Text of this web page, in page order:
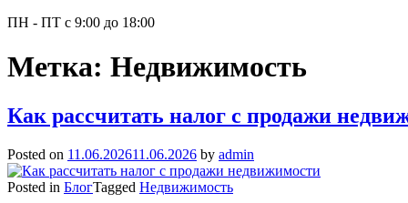
ПН - ПТ с 9:00 до 18:00
Метка: Недвижимость
Как рассчитать налог с продажи
Posted on 11.06.202611.06.2026 by admin
Posted in БлогTagged Недвижимость